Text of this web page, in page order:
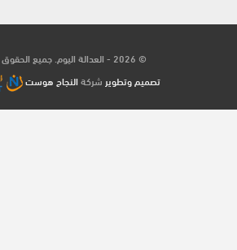
© 2026 - العدالة اليوم. جميع الحقوق محفوظة.
تصميم وتطوير شركةالنجاح هوست